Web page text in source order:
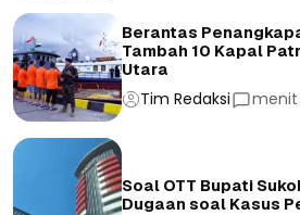
Berantas
Tambah 10 Kapal
Utara
Tim Redaksi menit
Soal OTT Bupati
Dugaan soal Kasus